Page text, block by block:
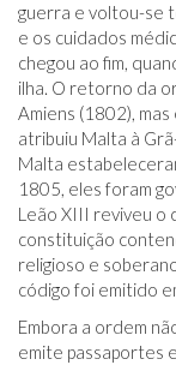
guerra e voltou-se
e os cuidados
chegou ao fim,
ilha. O retorno da
Amiens (1802),
atribuiu Malta à
Malta
1805, eles foram
Leão XIII reviveu o
constituição
religioso e
código foi emitido
Embora a ordem
emite passaportes